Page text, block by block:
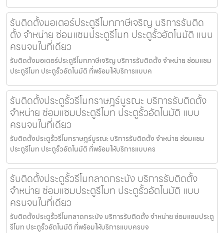
รับติดตั้งมอเตอร์ประตูรีโมทภาษีเจริญ บริการรับติด
ตั้ง จำหน่าย ซ่อมแซมประตูรีโมท ประตูรั้วอัตโนมัติ แบบ
ครบจบในที่เดียว
รับติดตั้งมอเตอร์ประตูรีโมทภาษีเจริญ บริการรับติดตั้ง จำหน่าย ซ่อมแซม
ประตูรีโมท ประตูรั้วอัตโนมัติ ที่พร้อมให้บริการแบบค
รับติดตั้งประตูรั้วรีโมทราษฎร์บูรณะ บริการรับติดตั้ง
จำหน่าย ซ่อมแซมประตูรีโมท ประตูรั้วอัตโนมัติ แบบ
ครบจบในที่เดียว
รับติดตั้งประตูรั้วรีโมทราษฎร์บูรณะ บริการรับติดตั้ง จำหน่าย ซ่อมแซม
ประตูรีโมท ประตูรั้วอัตโนมัติ ที่พร้อมให้บริการแบบคร
รับติดตั้งประตูรั้วรีโมทลาดกระบัง บริการรับติดตั้ง
จำหน่าย ซ่อมแซมประตูรีโมท ประตูรั้วอัตโนมัติ แบบ
ครบจบในที่เดียว
รับติดตั้งประตูรั้วรีโมทลาดกระบัง บริการรับติดตั้ง จำหน่าย ซ่อมแซมประตู
รีโมท ประตูรั้วอัตโนมัติ ที่พร้อมให้บริการแบบครบจ